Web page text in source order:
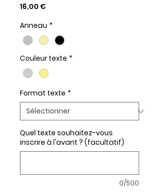
16,00 €Prix
Anneau *
Couleur texte *
Format texte *
Quel texte souhaitez-vous
inscrire à l'avant ? (facultatif)
0/500